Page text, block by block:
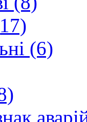
(6)